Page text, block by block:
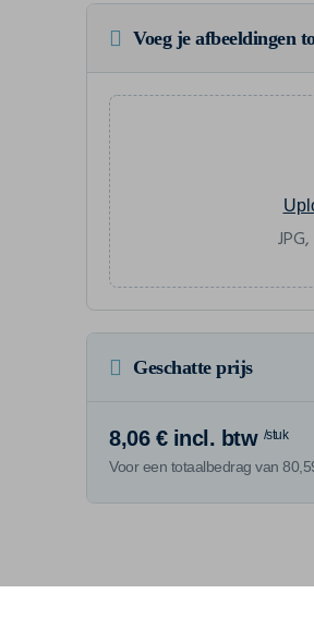
Voeg je afbeeldingen
Geschatte prijs
8,06 € incl. btw /stuk
Voor een totaalbedrag van